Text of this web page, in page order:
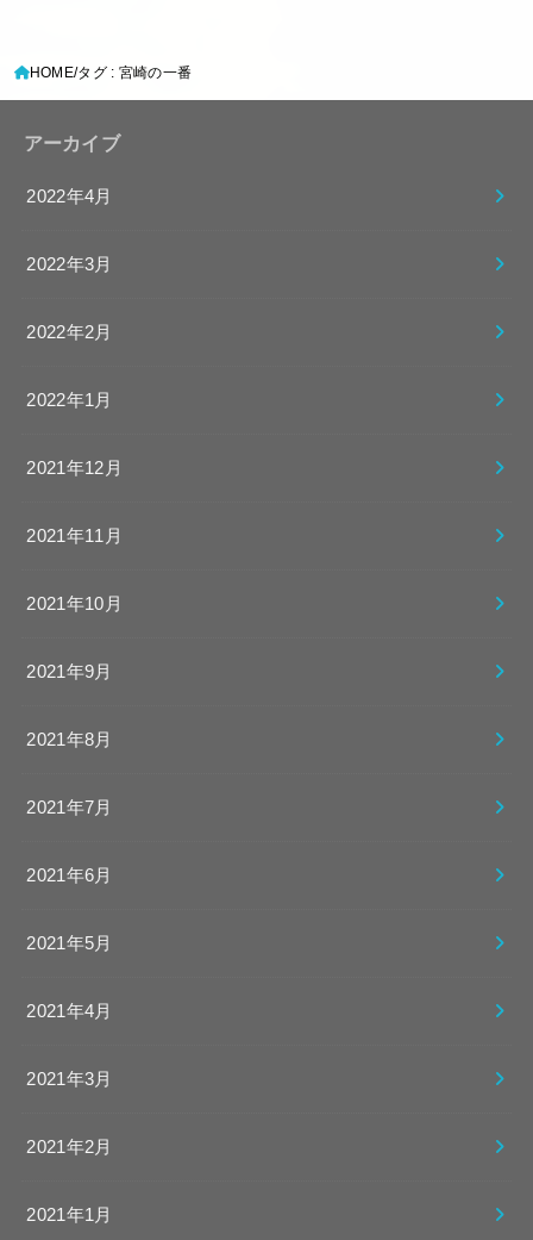
HOME タグ : 宮崎の一番
アーカイブ
2022年4月
2022年3月
2022年2月
2022年1月
2021年12月
2021年11月
2021年10月
2021年9月
2021年8月
2021年7月
2021年6月
2021年5月
2021年4月
2021年3月
2021年2月
2021年1月